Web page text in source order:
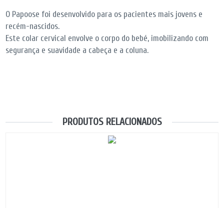
O Papoose foi desenvolvido para os pacientes mais jovens e
recém-nascidos.
Este colar cervical envolve o corpo do bebé, imobilizando com
segurança e suavidade a cabeça e a coluna.
PRODUTOS RELACIONADOS